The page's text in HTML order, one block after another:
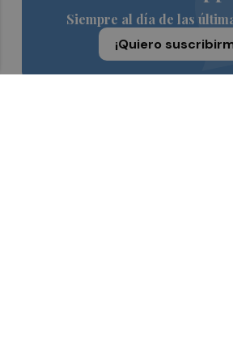
Siempre al día de las
¡Quiero